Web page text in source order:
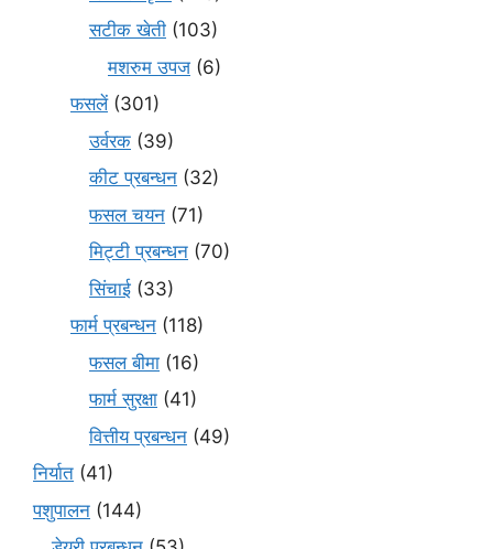
सटीक खेती (103)
मशरुम उपज (6)
फसलें(301)
उर्वरक (39)
कीट प्रबन्धन (32)
फसल चयन (71)
मि‌ट्टी प्रबन्धन (70)
सिंचाई (33)
फार्म प्रबन्धन (118)
फसल बीमा (16)
फार्म सुरक्षा (41)
वित्तीय प्रबन्धन (49)
निर्यात (41)
पशुपालन (144)